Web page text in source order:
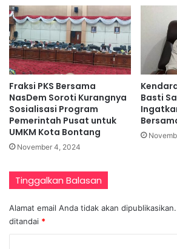
Fraksi PKS Bersama
NasDem Soroti Kurangnya
Sosialisasi Program
Pemerintah Pusat untuk
UMKM Kota Bontang
November 4, 2024
Basti
Tinggalkan Balasan
Alamat email Anda tidak akan dipublikasikan.
ditandai *